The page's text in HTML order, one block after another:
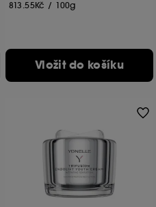
813.55Kč / 100g
Vložit do košíku